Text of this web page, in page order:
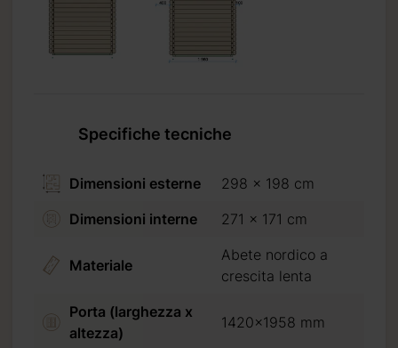
Specifiche tecniche
Dimensioni esterne
298 x 198 cm
Dimensioni interne
271 x 171 cm
Materiale
Abete nordico a
crescita lenta
Porta (larghezza x
altezza)
1420x1958 mm
del